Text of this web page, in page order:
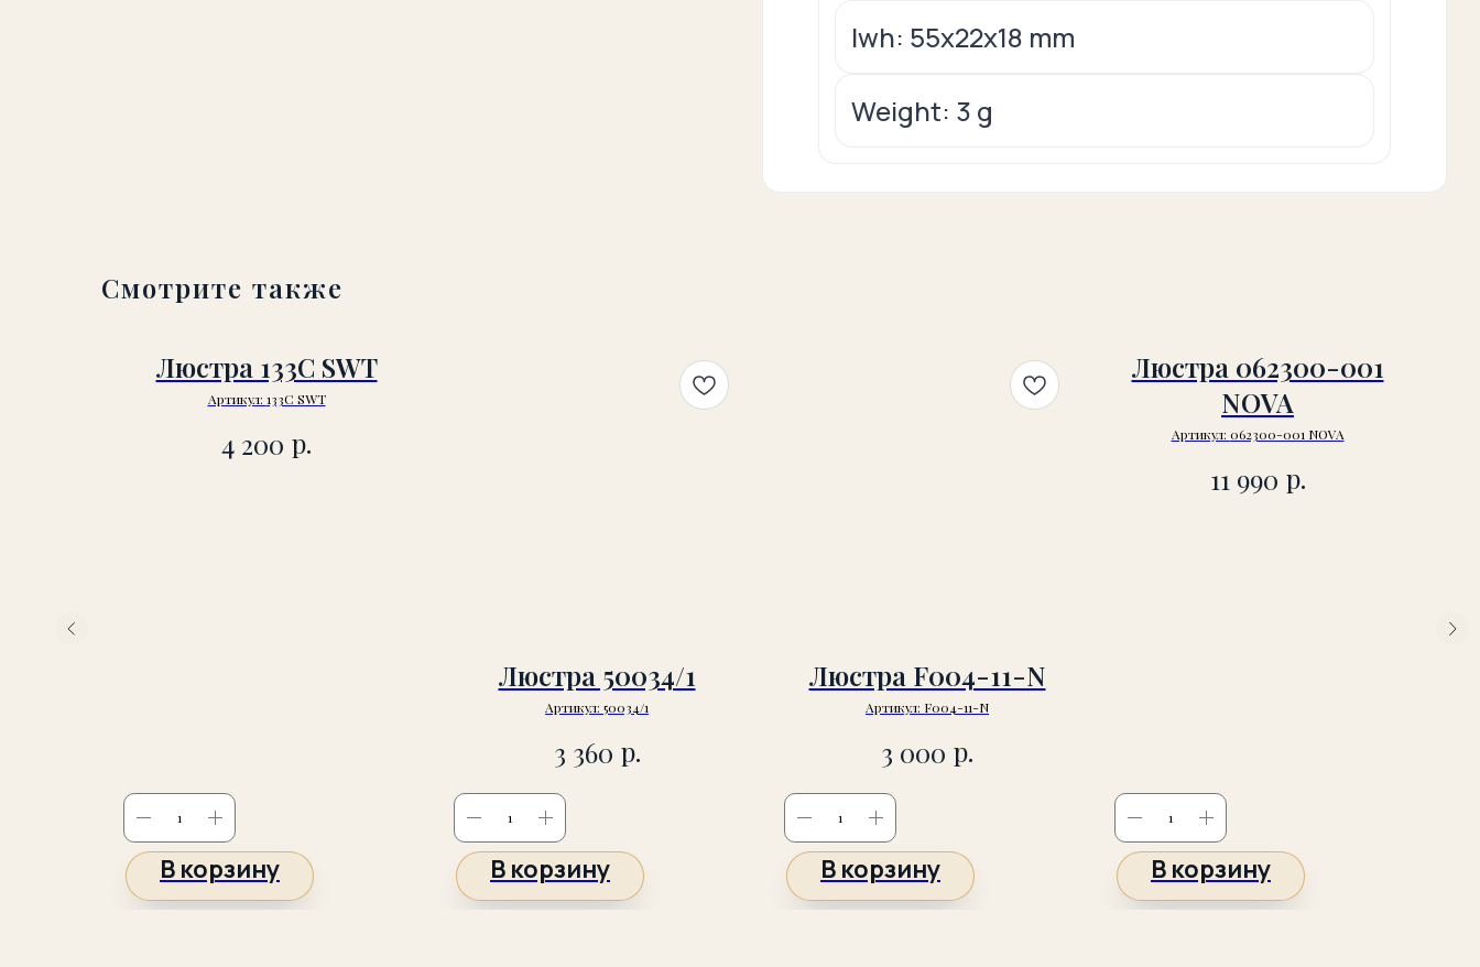
lwh: 55x22x18 mm
Weight: 3 g
Смотрите также
Люстра 133C SWT
Артикул: 133C SWT
4 200 р.
В корзину
Люстра 50034/1
Артикул: 50034/1
3 360 р.
В корзину
Люстра F004-11-N
Артикул: F004-11-N
3 000 р.
В корзину
Люстра 062300-001
NOVA
Артикул: 062300-001 NOVA
11 990 р.
В корзину